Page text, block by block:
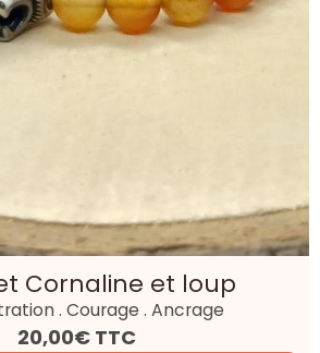
Cornaline et loup
. Courage . Ancrage
20,00€ TTC